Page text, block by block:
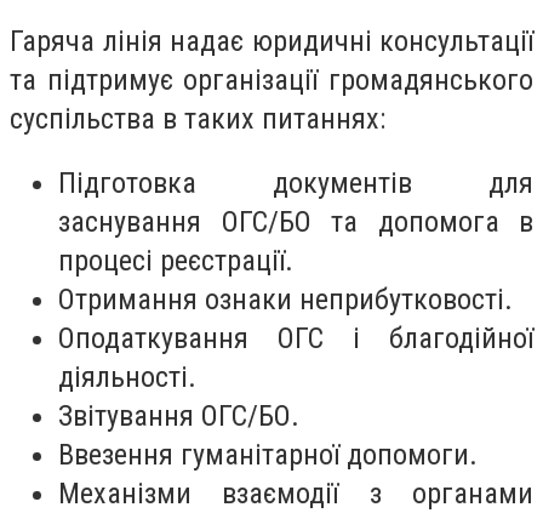
Гаряча лінія надає юридичні консультації
та підтримує організації громадянського
суспільства в таких питаннях:
Підготовка документів для
заснування ОГС/БО та допомога в
процесі реєстрації.
Отримання ознаки неприбутковості.
Оподаткування ОГС і благодійної
діяльності.
Звітування ОГС/БО.
Ввезення гуманітарної допомоги.
Механізми взаємодії з органами